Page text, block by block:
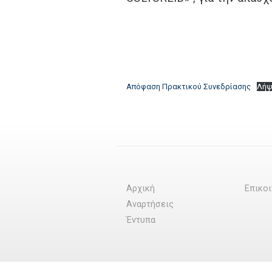
Απόφαση Πρακτικού Συνεδρίασης
Αρχική
Αναρτήσεις
Έντυπα